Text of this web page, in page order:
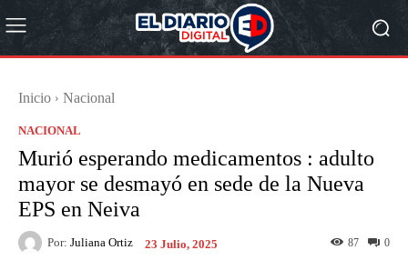
Inicio Nacional
NACIONAL
Murió esperando medicamentos : adulto
mayor se desmayó en sede de la Nueva
EPS en Neiva
Por: Juliana Ortiz 23 Julio, 2025 0
87